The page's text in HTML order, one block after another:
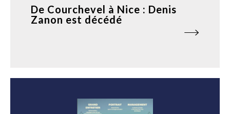
De Courchevel à Nice : Denis
Zanon est décédé